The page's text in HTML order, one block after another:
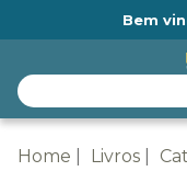
Bem
Home Livros